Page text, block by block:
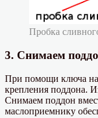
Пробка
3. Снимаем
При помощи ключа на
крепления поддона.
Снимаем поддон
маслоприемнику